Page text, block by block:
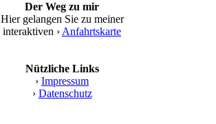
Der Weg zu mir
Hier gelangen Sie zu meiner
interaktiven › Anfahrtskarte
Nützliche Links
› Impressum
› Datenschutz